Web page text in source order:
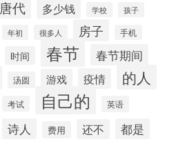
唐代 多少钱 学校 孩子
年初 很多人 房子 手机
时间 春节 春节期间
汤圆 游戏 疫情 的人
考试 自己的 英语
诗人 费用 还不 都是